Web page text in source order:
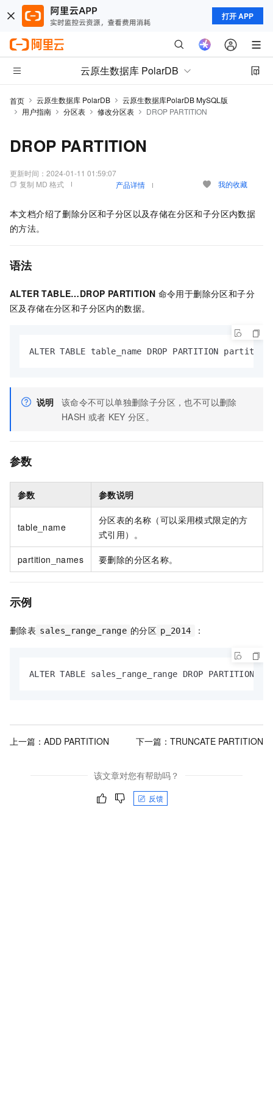
打开 APP
云原生数据库 PolarDB
首页 云原生数据库 PolarDB
云原生数据库PolarDB MySQL版
用户指南
分区表 修改分区表 DROP PARTITION
DROP PARTITION
更新时间： 2024-01-11 01:59:07
复制 MD 格式
产品详情 我的收藏
本文档介绍了删除分区和子分区以及存储在分区和子分区内数据
的方法。
语法
ALTER TABLE…DROP PARTITION 命令用于删除分区和子分
区及存储在分区和子分区内的数据。
ALTER TABLE table_name DROP PARTITION
说明
该命令不可以单独删除子分区，也不可以删除
HASH 或者 KEY 分区。
参数
参数 参数说明
table_name
分区表的名称（可以采用模式限定的方
式引用）。
partition_names 要删除的分区名称。
示例
删除表 sales_range_range 的分区 p_2014 ：
ALTER TABLE sales_range_range DROP PARTITION
上一篇： ADD PARTITION 下一篇： TRUNCATE PARTITION
该文章对您有帮助吗？
反馈